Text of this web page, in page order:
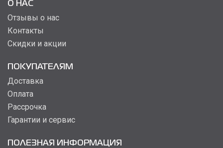
О НАС
Отзывы о нас
Контакты
Скидки и акции
ПОКУПАТЕЛЯМ
Доставка
Оплата
Рассрочка
Гарантии и сервис
ПОЛЕЗНАЯ ИНФОРМАЦИЯ